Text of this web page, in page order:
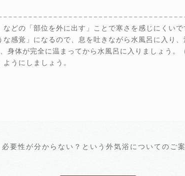
どの「部位を外に出す」ことで寒さを感じにくいで
感覚」になるので、息を吐きながら水風呂に入り
身体が完全に温まってから水風呂に入りましょう。
うにしましょう。
必要性が分からない？という外気浴についてのご案